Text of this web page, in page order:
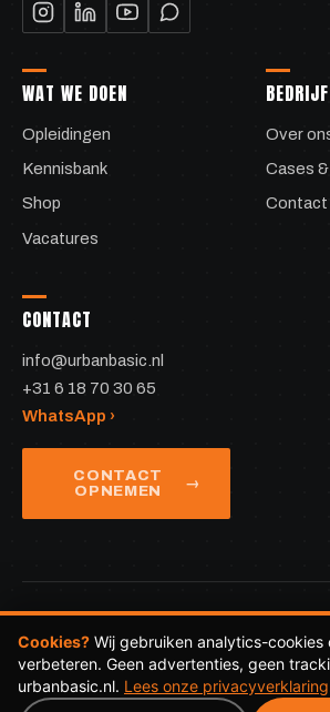
WAT WE DOEN
Opleidingen
Kennisbank
Shop
Vacatures
BEDRIJF
Over
Cases
Contact
CONTACT
info@urbanbasic.nl
+31 6 18 70 30 65
WhatsApp ›
CONTACT
OPNEMEN
Urban EcosysteemDAREcademy
© 2026 Urban Basic · KvK 86273337 ·
voorwaarden
Cookies? Wij gebruiken analytics-cookies
verbeteren. Geen advertenties, geen
urbanbasic.nl. Lees onze privacy­verklaring